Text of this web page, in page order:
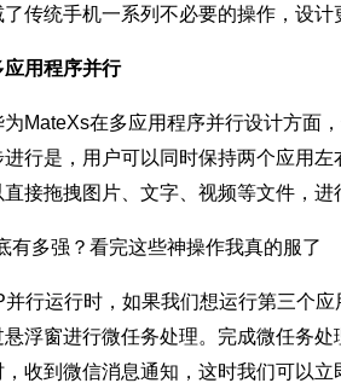
传统手机一系列不必要的操作，设计
用程序并行
MateXs在多应用程序并行设计方面
行是，用户可以同时保持两个应用
接拖拽图片、文字、视频等文件，进
行运行时，如果我们想运行第三个
浮窗进行微任务处理。完成微任务
收到微信消息通知，这时我们可以